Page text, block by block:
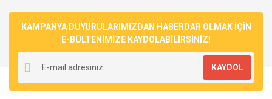
KAMPANYA DUYURULARIMIZDAN HABERDAR OLMAK İÇİN
E-BÜLTENİMİZE KAYDOLABİLİRSİNİZ!
KAYDOL